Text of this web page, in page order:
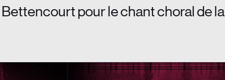
Bettencourt pour le chant choral de